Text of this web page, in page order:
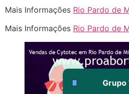
Mais Informações Rio Pardo de
Mais Informações Rio Pardo de
Grupo
mesmo
22/05/2026
G
http://
Muito